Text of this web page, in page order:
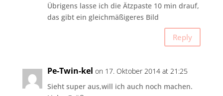
Übrigens lasse ich die Ätzpaste 10 min drauf,
das gibt ein gleichmäßigeres Bild
Reply
Pe-Twin-kel on 17. Oktober 2014 at 21:25
Sieht super aus,will ich auch noch machen.